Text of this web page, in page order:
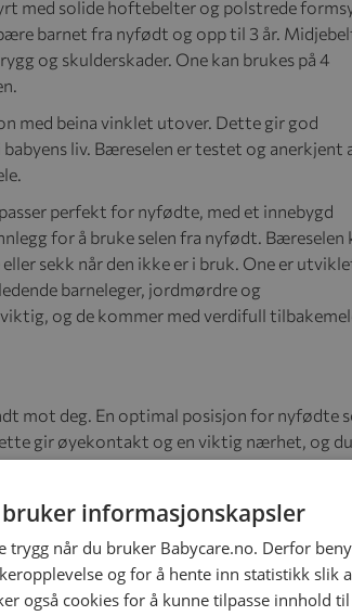
med solide hoftebelter og polstrede
barnet fra nyfødt og opp til 3 år.
og skulderskader. One kan brukes på 4
med beina vinklet utover. Dette gir god
liv. Bæreselen er testet og anerkjent
perfekt for nyfødte, med et innebygd
for å bruke selen fra nyfødt. Bæreselen
sekk når den ikke er i bruk. One er
barneleger, jordmørdre og
og de kommer med verdifull
mot deg. En optimal posisjon for nyfødte
gir øyekontakt og en viktig nærhet, og
kan beveges fritt og tillater babyen å
passer fint for eldre babyer. Etter ca fire
kan benåpningen til babyen justeres.
en forovervendt posisjon, eller bytte mellom
informasjonskapsler
trygg når du bruker Babycare.no. Derfor
og for å hente inn statistikk slik
også cookies for å kunne tilpasse innhold